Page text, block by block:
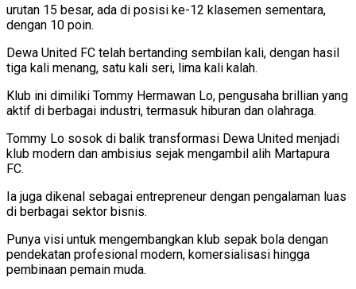
urutan 15 besar, ada di posisi ke-12 klasemen sementara,
dengan 10 poin.
Dewa United FC telah bertanding sembilan kali, dengan hasil
tiga kali menang, satu kali seri, lima kali kalah.
Klub ini dimiliki Tommy Hermawan Lo, pengusaha brillian yang
aktif di berbagai industri, termasuk hiburan dan olahraga.
Tommy Lo sosok di balik transformasi Dewa United menjadi
klub modern dan ambisius sejak mengambil alih Martapura
FC.
Ia juga dikenal sebagai entrepreneur dengan pengalaman luas
di berbagai sektor bisnis.
Punya visi untuk mengembangkan klub sepak bola dengan
pendekatan profesional modern, komersialisasi hingga
pembinaan pemain muda.